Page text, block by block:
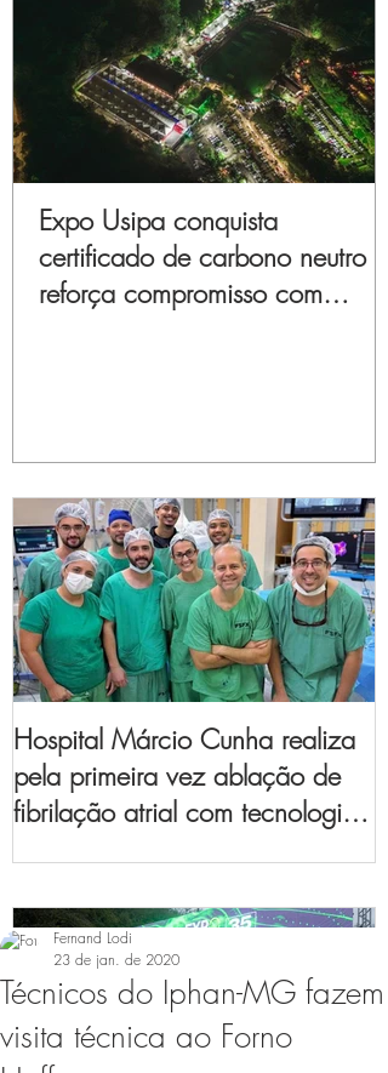
Expo Usipa conquista
certificado de carbono neutro e
reforça compromisso com
Hospital Márcio Cunha realiza
pela primeira vez ablação de
fibrilação atrial com tecnologia
Técnicos do Iphan-MG fazem
visita técnica ao Forno
Fernand Lodi
23 de jan. de 2020